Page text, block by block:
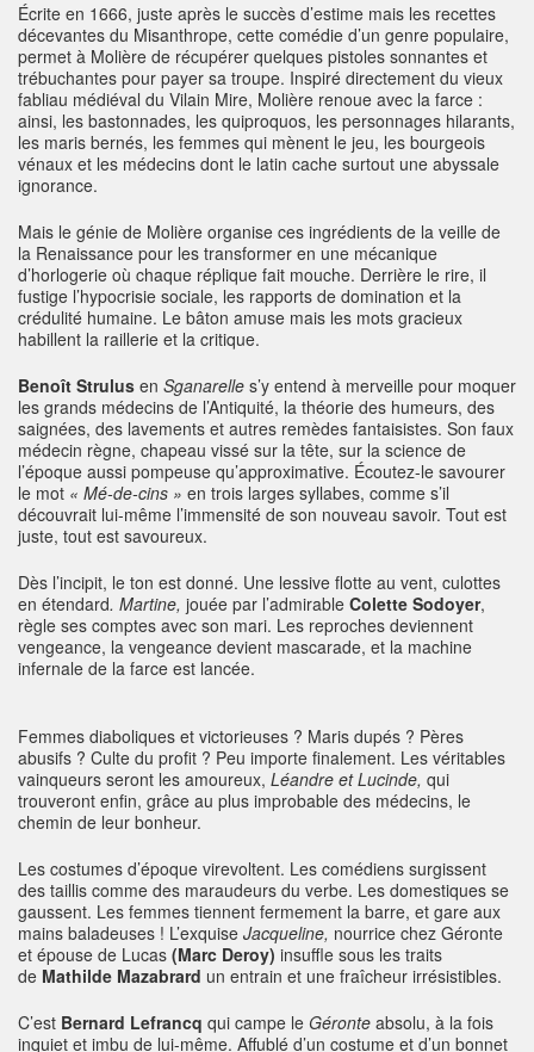
Écrite en 1666, juste après le succès d’estime mais les recettes
décevantes du Misanthrope, cette comédie d’un genre populaire,
permet à Molière de récupérer quelques pistoles sonnantes et
trébuchantes pour payer sa troupe. Inspiré directement du vieux
fabliau médiéval du Vilain Mire, Molière renoue avec la farce :
ainsi, les bastonnades, les quiproquos, les personnages hilarants,
les maris bernés, les femmes qui mènent le jeu, les bourgeois
vénaux et les médecins dont le latin cache surtout une abyssale
ignorance.
Mais le génie de Molière organise ces ingrédients de la veille de
la Renaissance pour les transformer en une mécanique
d’horlogerie où chaque réplique fait mouche. Derrière le rire, il
fustige l’hypocrisie sociale, les rapports de domination et la
crédulité humaine. Le bâton amuse mais les mots gracieux
habillent la raillerie et la critique.
Benoît Strulus en Sganarelle s’y entend à merveille pour moquer
les grands médecins de l’Antiquité, la théorie des humeurs, des
saignées, des lavements et autres remèdes fantaisistes. Son faux
médecin règne, chapeau vissé sur la tête, sur la science de
l’époque aussi pompeuse qu’approximative. Écoutez-le savourer
le mot « Mé-de-cins » en trois larges syllabes, comme s’il
découvrait lui-même l’immensité de son nouveau savoir. Tout est
juste, tout est savoureux.
Dès l’incipit, le ton est donné. Une lessive flotte au vent, culottes
en étendard. Martine, jouée par l’admirable Colette Sodoyer,
règle ses comptes avec son mari. Les reproches deviennent
vengeance, la vengeance devient mascarade, et la machine
infernale de la farce est lancée.
Femmes diaboliques et victorieuses ? Maris dupés ? Pères
abusifs ? Culte du profit ? Peu importe finalement. Les véritables
vainqueurs seront les amoureux, Léandre et Lucinde, qui
trouveront enfin, grâce au plus improbable des médecins, le
chemin de leur bonheur.
Les costumes d’époque virevoltent. Les comédiens surgissent
des taillis comme des maraudeurs du verbe. Les domestiques se
gaussent. Les femmes tiennent fermement la barre, et gare aux
mains baladeuses ! L’exquise Jacqueline, nourrice chez Géronte
et épouse de Lucas (Marc Deroy) insuffle sous les traits
de Mathilde Mazabrard un entrain et une fraîcheur irrésistibles.
C’est Bernard Lefrancq qui campe le Géronte absolu, à la fois
inquiet et imbu de lui-même. Affublé d’un costume et d’un bonnet